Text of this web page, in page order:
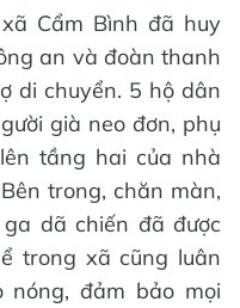
Cẩm Bình đã huy
an và đoàn thanh
di chuyển. 5 hộ dân
già neo đơn, phụ
tầng hai của nhà
trong, chăn màn,
dã chiến đã được
trong xã cũng luân
nóng, đảm bảo mọi